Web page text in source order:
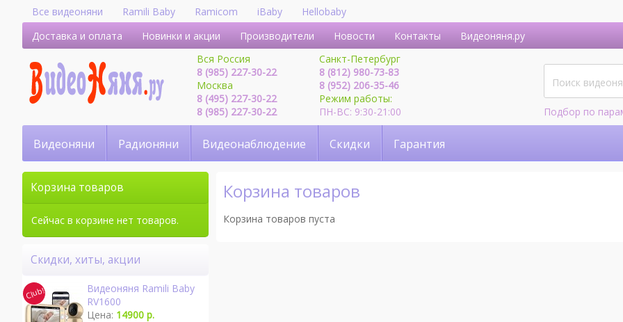
Все видеоняни Ramili Baby Ramicom iBaby
Hellobaby
Доставка и оплата
Новинки и акции Производители Новости Контакты
Видеоняня.ру
Вся Россия
8 (985) 227-30-22
Москва
8 (495) 227-30-22
8 (985) 227-30-22
Санкт-Петербург
8 (812) 980-73-83
8 (952) 206-35-46
Режим работы:
ПН-ВС: 9:30-21:00
Подбор по
Видеоняни Радионяни Видеонаблюдение Скидки Гарантия
Корзина товаров
Корзина товаров пуста
Корзина товаров
Сейчас в корзине нет товаров.
Скидки, хиты, акции
Видеоняня Ramili Baby
RV1600
Цена: 14900 р.